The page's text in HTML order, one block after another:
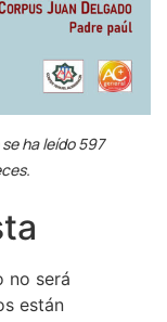
ha leído 597
no será
están